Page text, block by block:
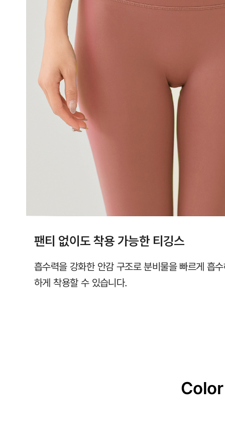
팬티 없이도 착용 가능한 티깅스
흡수력을 강화한 안감 구조로 분비물을 빠르게 흡
하게 착용할 수 있습니다.
Color